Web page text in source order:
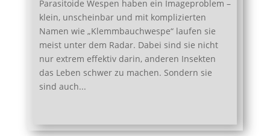
Parasitoide Wespen haben ein Imageproblem –
klein, unscheinbar und mit komplizierten
Namen wie „Klemmbauchwespe“ laufen sie
meist unter dem Radar. Dabei sind sie nicht
nur extrem effektiv darin, anderen Insekten
das Leben schwer zu machen. Sondern sie
sind auch...